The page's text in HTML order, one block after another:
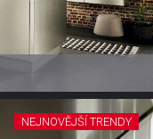
NEJNOVĚJŠÍ TRENDY